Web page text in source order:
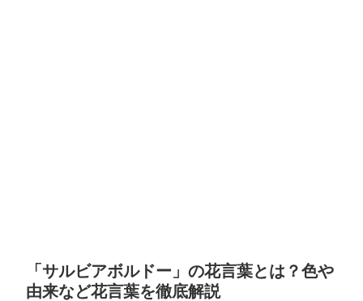
「サルビアボルドー」の花言葉とは？色や
由来など花言葉を徹底解説